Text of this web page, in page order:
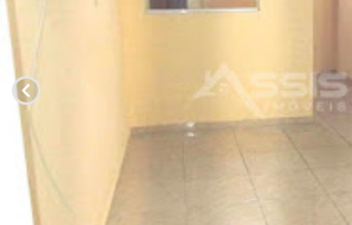
chevron_left